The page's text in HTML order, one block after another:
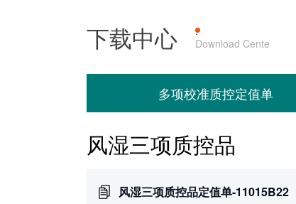
下载中心 ·
Download Cente
多项校准质控定值单
风湿三项质控品
风湿三项质控品定值单-11015B22